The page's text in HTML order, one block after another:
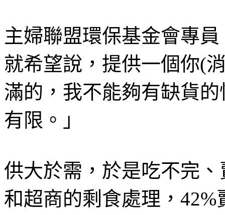
主婦聯盟環保基金會專
就希望說，提供一個你(
滿的，我不能夠有缺貨
有限。」
供大於需，於是吃不完
和超商的剩食處理，